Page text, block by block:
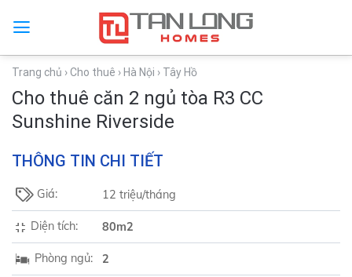
Trang chủ › Cho thuê › Hà Nội › Tây Hồ
Cho thuê căn 2 ngủ tòa R3 CC
Sunshine Riverside
THÔNG TIN CHI TIẾT
Giá: 12 triệu/tháng
Diện tích: 80m2
Phòng ngủ: 2